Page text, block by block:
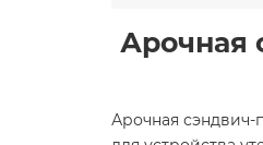
Арочная
Арочная сэндвич-